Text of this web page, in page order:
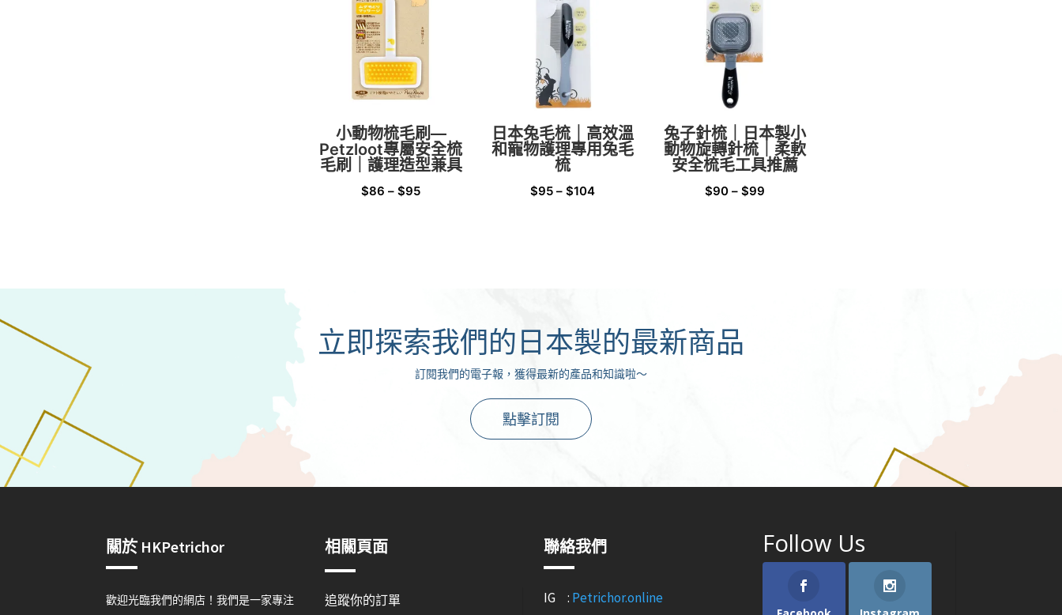
小動物梳毛刷—
Petzloot專屬安全梳
毛刷｜護理造型兼具
$86 –$95
日本兔毛梳｜高效溫
和寵物護理專用兔毛
梳
$95 –$104
兔子針梳｜日本製小
動物旋轉針梳｜柔軟
安全梳毛工具推薦
$90– $99
立即探索我們的日本製的最新商品
訂閱我們的電子報，獲得最新的產品和知識啦～
點擊訂閱
關於 HKPetrichor
歡迎光臨我們的網店！我們是一家專注
相關頁面
追蹤你的訂單
聯絡我們
IG : Petrichor.online
Follow Us